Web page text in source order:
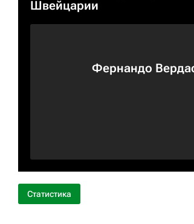
Швейцарии
Фернандо
Статистика